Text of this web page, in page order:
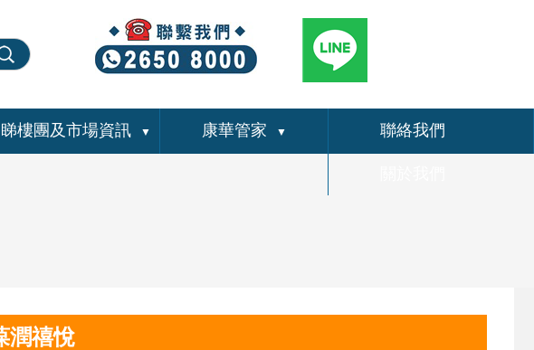
睇樓團及市場資訊 ▼ 康華管家 ▼ 聯絡我們
潤禧悅